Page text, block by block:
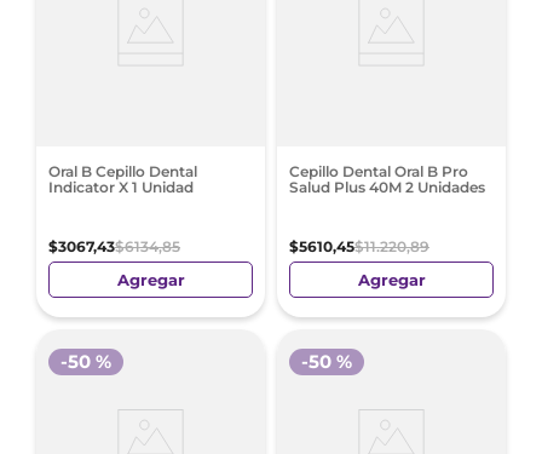
Oral B Cepillo Dental
Indicator X 1 Unidad
$3067,43$6134,85
Agregar
Cepillo Dental Oral B Pro
Salud Plus 40M 2 Unidades
$5610,45$11.220,89
Agregar
-50 % -50 %